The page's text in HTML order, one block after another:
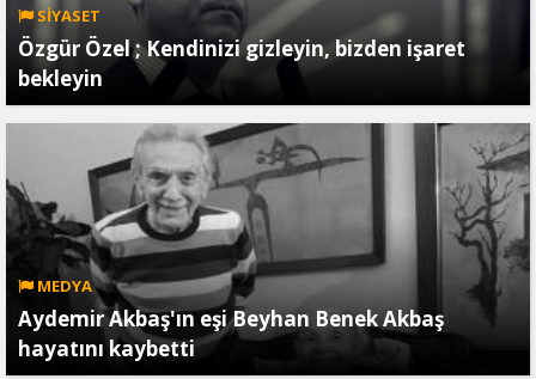
SİYASET
Özgür Özel ; Kendinizi gizleyin, bizden işaret
bekleyin
MEDYA
Aydemir Akbaş'ın eşi Beyhan Benek Akbaş
hayatını kaybetti